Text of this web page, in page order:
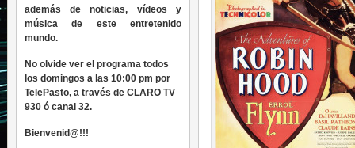
además de noticias, vídeos y
música de este entretenido
mundo.
No olvide ver el programa todos
los domingos a las 10:00 pm por
TelePasto, a través de CLARO TV
930 ó canal 32.
Bienvenid@!!!